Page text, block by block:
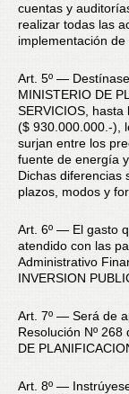
cuentas y
realizar todas las
implementación de
Art. 5º —
MINISTERIO DE
SERVICIOS, hasta
($ 930.000.000.-),
surjan entre los
fuente de energía
Dichas diferencias
plazos, modos y
Art. 6º — El gasto
atendido con las
Administrativo
INVERSION
Art. 7º — Será de
Resolución Nº
DE
Art. 8º —